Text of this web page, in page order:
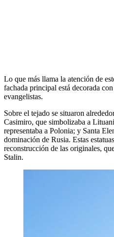
Lo que más llama la atención de
fachada principal está decorada
evangelistas.
Sobre el tejado se situaron
Casimiro, que simbolizaba a
representaba a Polonia; y Santa
dominación de Rusia. Estas
reconstrucción de las originales,
Stalin.